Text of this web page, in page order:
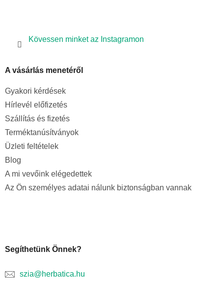
Kövessen minket az Instagramon
A vásárlás menetéről
Gyakori kérdések
Hírlevél előfizetés
Szállítás és fizetés
Terméktanúsítványok
Üzleti feltételek
Blog
A mi vevőink elégedettek
Az Ön személyes adatai nálunk biztonságban vannak
Segíthetünk Önnek?
szia@herbatica.hu